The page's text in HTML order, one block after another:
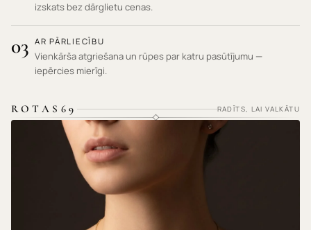
izskats bez dārglietu cenas.
03 AR PĀRLIECĪBU
Vienkārša atgriešana un rūpes par katru pasūtījumu —
iepērcies mierīgi.
ROTAS69 RADĪTS, LAI VALKĀTU
HIPOALERĢISKI MATERIĀLI · NEKAIRINA ĀDU ·